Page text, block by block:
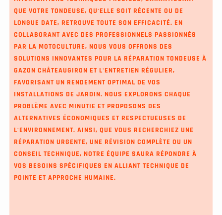
QUE VOTRE TONDEUSE, QU'ELLE SOIT RÉCENTE OU DE
LONGUE DATE, RETROUVE TOUTE SON EFFICACITÉ. EN
COLLABORANT AVEC DES PROFESSIONNELS PASSIONNÉS
PAR LA MOTOCULTURE, NOUS VOUS OFFRONS DES
SOLUTIONS INNOVANTES POUR LA RÉPARATION TONDEUSE À
GAZON CHÂTEAUGIRON ET L'ENTRETIEN RÉGULIER,
FAVORISANT UN RENDEMENT OPTIMAL DE VOS
INSTALLATIONS DE JARDIN. NOUS EXPLORONS CHAQUE
PROBLÈME AVEC MINUTIE ET PROPOSONS DES
ALTERNATIVES ÉCONOMIQUES ET RESPECTUEUSES DE
L'ENVIRONNEMENT. AINSI, QUE VOUS RECHERCHIEZ UNE
RÉPARATION URGENTE, UNE RÉVISION COMPLÈTE OU UN
CONSEIL TECHNIQUE, NOTRE ÉQUIPE SAURA RÉPONDRE À
VOS BESOINS SPÉCIFIQUES EN ALLIANT TECHNIQUE DE
POINTE ET APPROCHE HUMAINE.